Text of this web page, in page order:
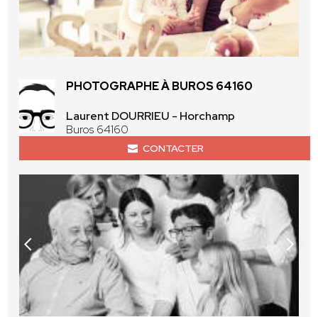
PHOTOGRAPHE À BUROS 64160
Laurent DOURRIEU - Horchamp
Buros 64160
CONTACTER